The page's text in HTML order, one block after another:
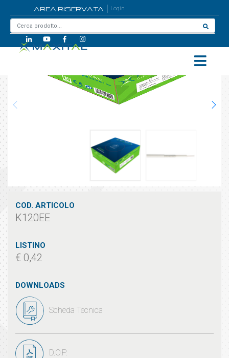
AREA RISERVATA Login
K120EE
COD. ARTICOLO
K120EE
LISTINO
€ 0,42
DOWNLOADS
Scheda Tecnica
D.O.P.